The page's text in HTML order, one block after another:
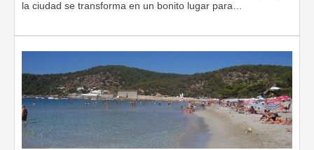
la ciudad se transforma en un bonito lugar para…